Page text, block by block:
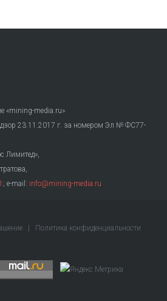
«mining-media.ru»
23.11.2017 г. за номером Эл № ФС77-
Лимитед»,
; e-mail: info@mining-media.ru
Политика конфиденциальности